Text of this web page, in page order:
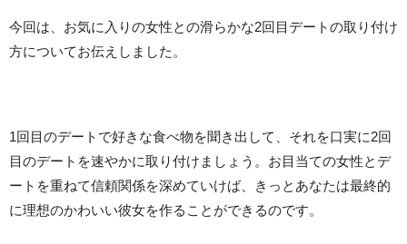
今回は、お気に入りの女性との滑らかな2回目デートの取り付け
方についてお伝えしました。
1回目のデートで好きな食べ物を聞き出して、それを口実に2回
目のデートを速やかに取り付けましょう。お目当ての女性とデ
ートを重ねて信頼関係を深めていけば、きっとあなたは最終的
に理想のかわいい彼女を作ることができるのです。